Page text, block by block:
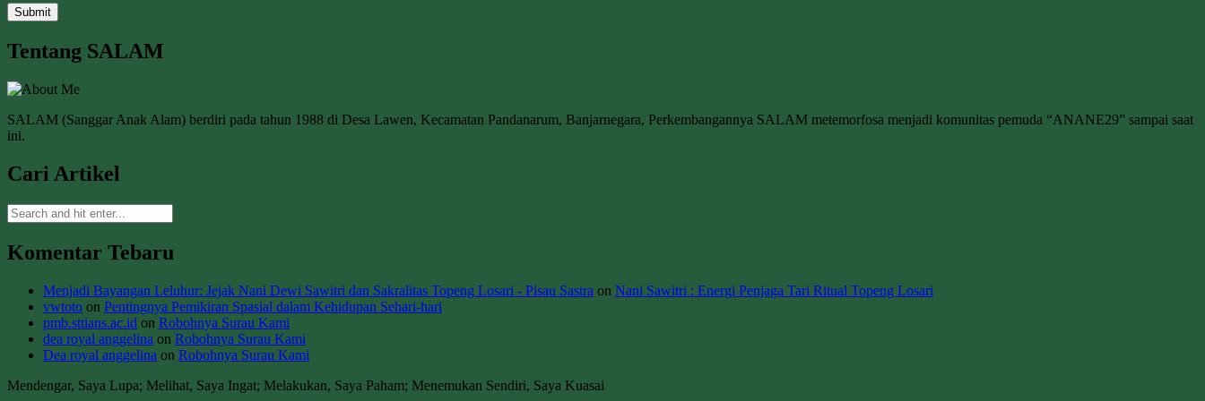
Tentang SALAM
SALAM (Sanggar Anak Alam) berdiri pada tahun 1988 di Desa Lawen, Kecamatan Pandanarum, Banjarnegara, Perkembangannya SALAM metemorfosa menjadi komunitas pemuda “ANANE29” sampai saat
ini.
Cari Artikel
Komentar Tebaru
Menjadi Bayangan Leluhur: Jejak Nani Dewi Sawitri dan Sakralitas Topeng Losari - Pisau Sastra on Nani Sawitri : Energi Penjaga Tari Ritual Topeng Losari
vwtoto on Pentingnya Pemikiran Spasial dalam Kehidupan Sehari-hari
pmb.sttians.ac.id on Robohnya Surau Kami
dea royal anggelina on Robohnya Surau Kami
Dea royal anggelina on Robohnya Surau Kami
Mendengar, Saya Lupa; Melihat, Saya Ingat; Melakukan, Saya Paham; Menemukan Sendiri, Saya Kuasai